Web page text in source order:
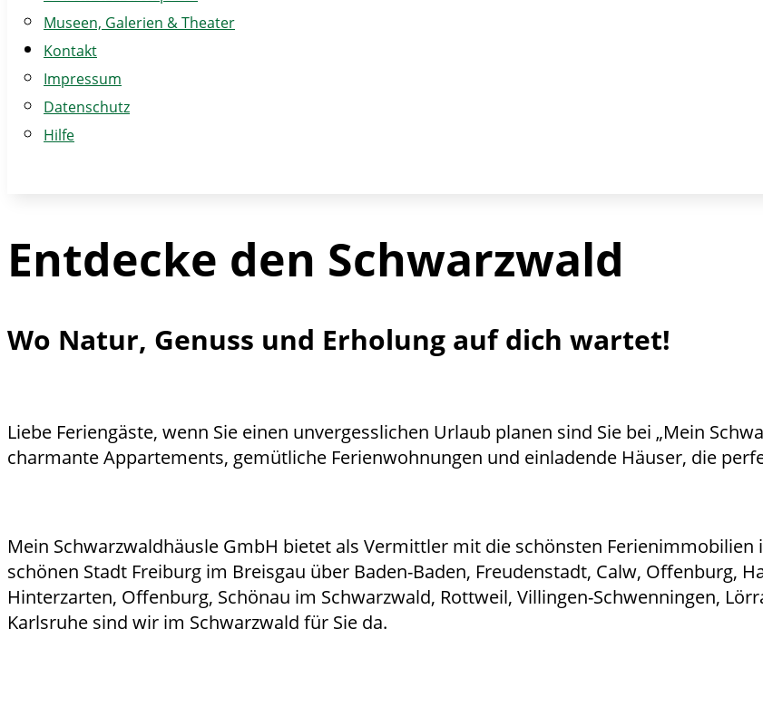
Museen, Galerien & Theater
Kontakt
Impressum
Datenschutz
Hilfe
Entdecke den Schwarzwald
Wo Natur, Genuss und Erholung auf dich wartet!
Liebe Feriengäste, wenn Sie einen unvergesslichen Urlaub planen sind Sie bei „Mein
charmante Appartements, gemütliche Ferienwohnungen und einladende Häuser, die
Mein Schwarzwaldhäusle GmbH bietet als Vermittler mit die schönsten
schönen Stadt Freiburg im Breisgau über Baden-Baden, Freudenstadt, Calw, Offenburg,
Hinterzarten, Offenburg, Schönau im Schwarzwald, Rottweil, Villingen-Schwenningen,
Karlsruhe sind wir im Schwarzwald für Sie da.